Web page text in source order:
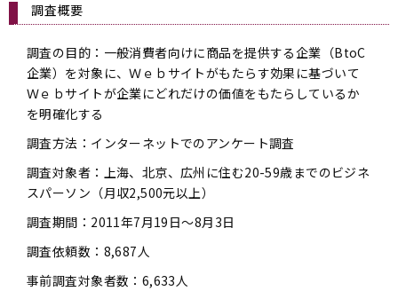
調査概要
調査の目的：一般消費者向けに商品を提供する企業（BtoC
企業）を対象に、Ｗｅｂサイトがもたらす効果に基づいて
Ｗｅｂサイトが企業にどれだけの価値をもたらしているか
を明確化する
調査方法：インターネットでのアンケート調査
調査対象者：上海、北京、広州に住む20-59歳までのビジネ
スパーソン（月収2,500元以上）
調査期間：2011年7月19日～8月3日
調査依頼数：8,687人
事前調査対象者数：6,633人